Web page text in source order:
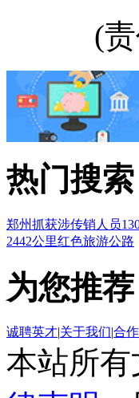
(责
热门搜索
郑州抓获涉传销人员
2442公里红色旅游公路
为您推荐
诚聘英才|关于我们|合
本站所